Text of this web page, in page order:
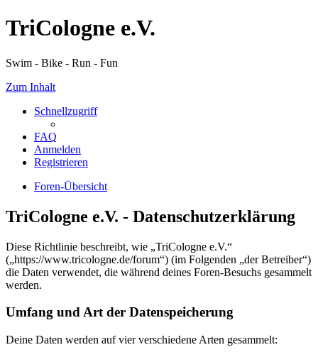
TriCologne e.V.
Swim - Bike - Run - Fun
Zum Inhalt
Schnellzugriff
FAQ
Anmelden
Registrieren
Foren-Übersicht
TriCologne e.V. - Datenschutzerklärung
Diese Richtlinie beschreibt, wie „TriCologne e.V.“
(„https://www.tricologne.de/forum“) (im Folgenden „der Betreiber“)
die Daten verwendet, die während deines Foren-Besuchs gesammelt
werden.
Umfang und Art der Datenspeicherung
Deine Daten werden auf vier verschiedene Arten gesammelt: